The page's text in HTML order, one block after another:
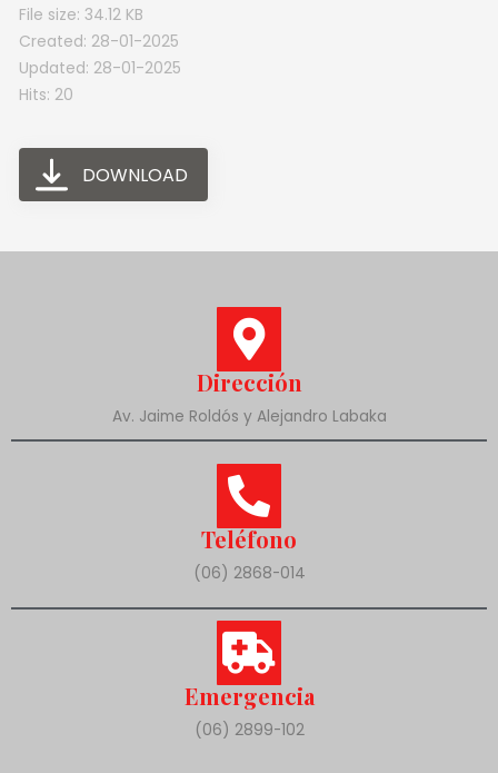
File size: 34.12 KB
Created: 28-01-2025
Updated: 28-01-2025
Hits: 20
DOWNLOAD
Dirección
Av. Jaime Roldós y Alejandro Labaka
Teléfono
(06) 2868-014
Emergencia
(06) 2899-102